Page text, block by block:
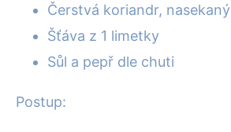
Čerstvá koriandr, nasekaný
Šťáva z 1 limetky
Sůl a pepř dle chuti
Postup: